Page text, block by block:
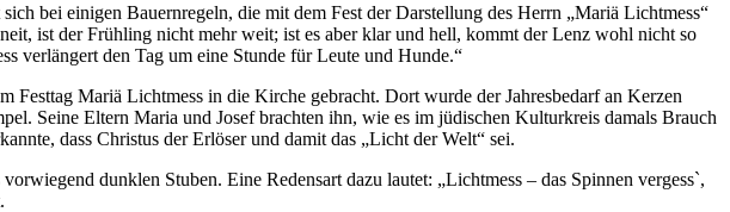
bei einigen Bauernregeln, die mit dem Fest der Darstellung des Herrn „Mariä Lichtmess“
ist der Frühling nicht mehr weit; ist es aber klar und hell, kommt der Lenz wohl nicht so
verlängert den Tag um eine Stunde für Leute und Hunde.“
Mariä Lichtmess in die Kirche gebracht. Dort wurde der Jahresbedarf an Kerzen
Seine Eltern Maria und Josef brachten ihn, wie es im jüdischen Kulturkreis damals Brauch
dass Christus der Erlöser und damit das „Licht der Welt“ sei.
dunklen Stuben. Eine Redensart dazu lautet: „Lichtmess – das Spinnen vergess`,